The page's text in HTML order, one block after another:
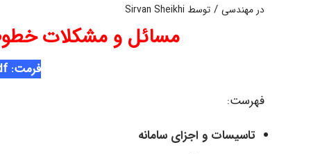
درمهندسی / توسط Sirvan Sheikhi
مسائل و مشکلات خطوط
فرمت: Pdf
فهرست:
تاسیسات و اجزای سامانه